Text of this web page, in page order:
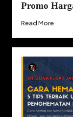
Promo
Read More